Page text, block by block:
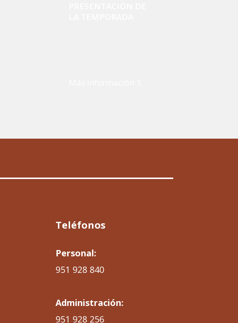
Teléfonos
Personal:
951 928 840
Administración:
951 928 256